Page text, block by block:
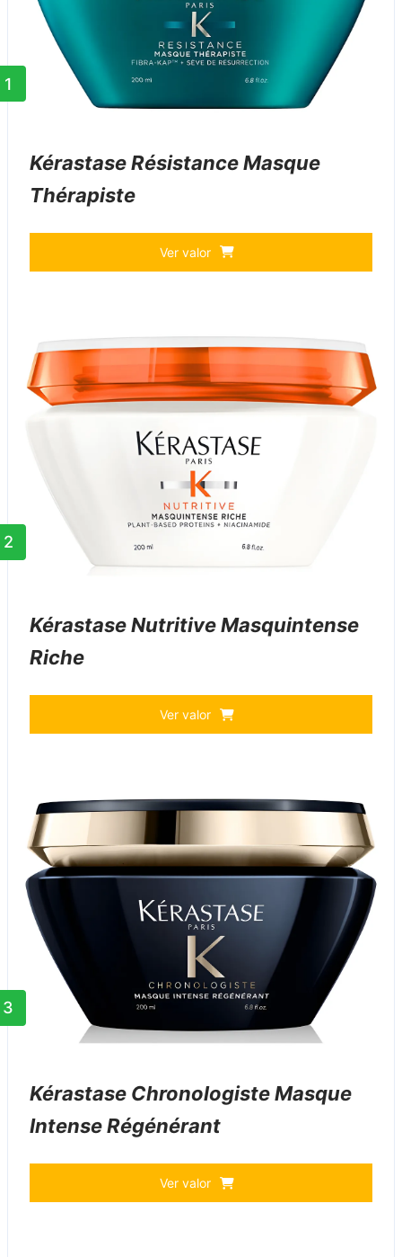
1
Kérastase Résistance Masque
Thérapiste
Ver valor
2
Kérastase Nutritive Masquintense
Riche
Ver valor
3
Kérastase Chronologiste Masque
Intense Régénérant
Ver valor